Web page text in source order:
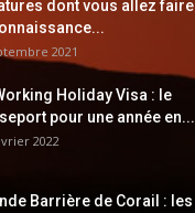
dont vous allez faire
2021
Holiday Visa : le
pour une année en...
2022
Barrière de Corail : les